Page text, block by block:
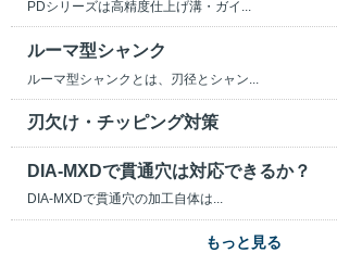
PDシリーズは高精度仕上げ溝・ガイ...
ルーマ型シャンク
ルーマ型シャンクとは、刃径とシャン...
刃欠け・チッピング対策
DIA-MXDで貫通穴は対応できるか？
DIA-MXDで貫通穴の加工自体は...
もっと見る